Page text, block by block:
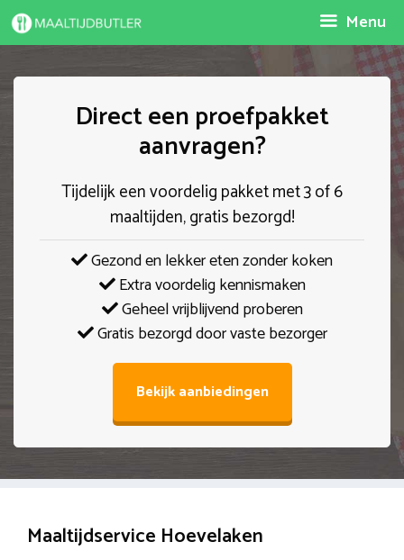
Spring
naar
Menu
Direct een proefpakket
aanvragen?
Tijdelijk een voordelig pakket met 3 of 6
maaltijden, gratis bezorgd!
Gezond en lekker eten zonder koken
Extra voordelig kennismaken
Geheel vrijblijvend proberen
Gratis bezorgd door vaste bezorger
Bekijk aanbiedingen
Maaltijdservice Hoevelaken